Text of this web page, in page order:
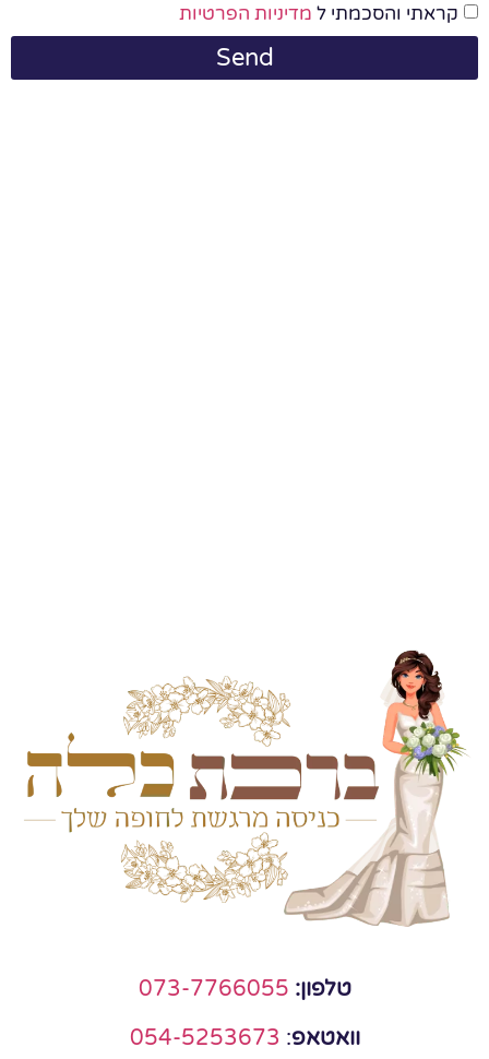
קראתי והסכמתי ל מדיניות הפרטיות
Send
טלפון: 073-7766055
וואטאפ:
054-5253673